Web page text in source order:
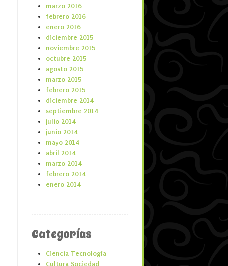
marzo 2016
febrero 2016
enero 2016
diciembre 2015
noviembre 2015
octubre 2015
agosto 2015
marzo 2015
febrero 2015
diciembre 2014
septiembre 2014
julio 2014
junio 2014
mayo 2014
abril 2014
marzo 2014
febrero 2014
enero 2014
Categorías
Ciencia Tecnología
Cultura Sociedad